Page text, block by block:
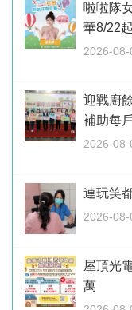
啦啦隊
華8/22
2026-08-
迎戰廚
補助每
2026-08-
連玩笑
2026-08-
屋頂光
萬